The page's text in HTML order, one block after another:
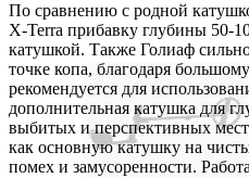
По сравнению с родной
X-Terra прибавку глубины 50-
катушкой. Также Голиаф
точке копа, благодаря
рекомендуется для
дополнительная катушка для
выбитых и перспективных
как основную катушку на
помех и замусоренности.